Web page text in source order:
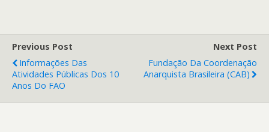
Previous Post
Informações Das
Atividades Públicas Dos 10
Anos Do FAO
Next Post
Fundação Da Coordenação
Anarquista Brasileira (CAB)